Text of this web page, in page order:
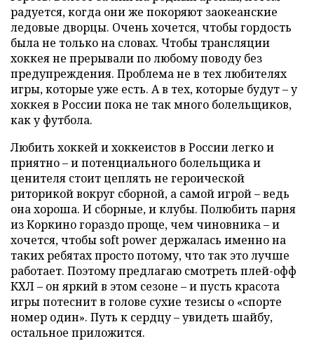
радуется, когда они же покоряют заокеанские
ледовые дворцы. Очень хочется, чтобы гордость
была не только на словах. Чтобы трансляции
хоккея не прерывали по любому поводу без
предупреждения. Проблема не в тех любителях
игры, которые уже есть. А в тех, которые будут – у
хоккея в России пока не так много болельщиков,
как у футбола.
Любить хоккей и хоккеистов в России легко и
приятно – и потенциального болельщика и
ценителя стоит цеплять не героической
риторикой вокруг сборной, а самой игрой – ведь
она хороша. И сборные, и клубы. Полюбить парня
из Коркино гораздо проще, чем чиновника – и
хочется, чтобы soft power держалась именно на
таких ребятах просто потому, что так это лучше
работает. Поэтому предлагаю смотреть плей-офф
КХЛ – он яркий в этом сезоне – и пусть красота
игры потеснит в голове сухие тезисы о «спорте
номер один». Путь к сердцу – увидеть шайбу,
остальное приложится.